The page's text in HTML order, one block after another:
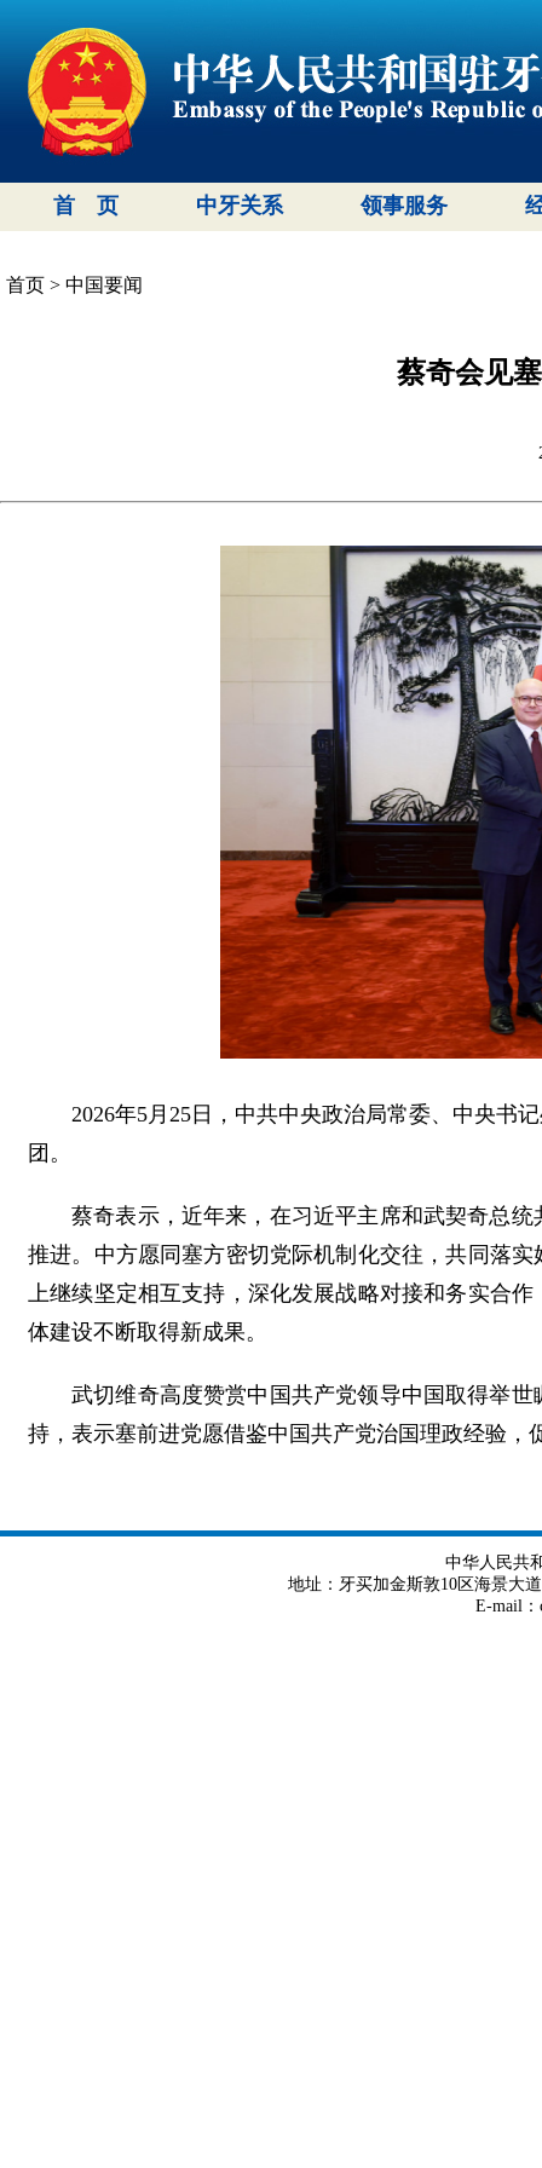
首 页 中牙关系 领事服务
首页 > 中国要闻
蔡奇会见
2026年5月25日，中共中央政治局常委、中央书
团。
蔡奇表示，近年来，在习近平主席和武契奇总
推进。中方愿同塞方密切党际机制化交往，共同落
上继续坚定相互支持，深化发展战略对接和务实合
体建设不断取得新成果。
武切维奇高度赞赏中国共产党领导中国取得举
持，表示塞前进党愿借鉴中国共产党治国理政经验，
中华人民共
地址：牙买加金斯敦10区海景大道
E-mail：